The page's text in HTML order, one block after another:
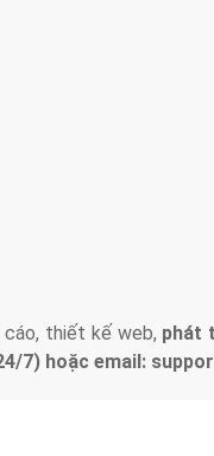
cáo, thiết kế web, phát
7) hoặc email: